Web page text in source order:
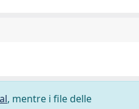
, mentre i file delle